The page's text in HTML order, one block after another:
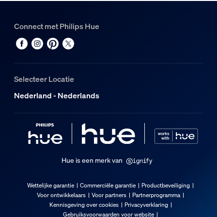
EAN/UPC - product
Nettogewicht
0,19 kg
Hoogte
174 mm
Lengte
72 mm
Breedte
Materiaalnummer (12NC)
Verpakkingsinformatie
Connect met Philips Hue
Selecteer Locatie
Nederland - Nederlands
Hue is een merk van
Wettelijke garantie Commerciële garantie
Productbeveiliging
Voor ontwikkelaars
Voor partners
Partnerprogramma
Kennisgeving over cookies
Privacyverklaring
Gebruiksvoorwaarden voor website